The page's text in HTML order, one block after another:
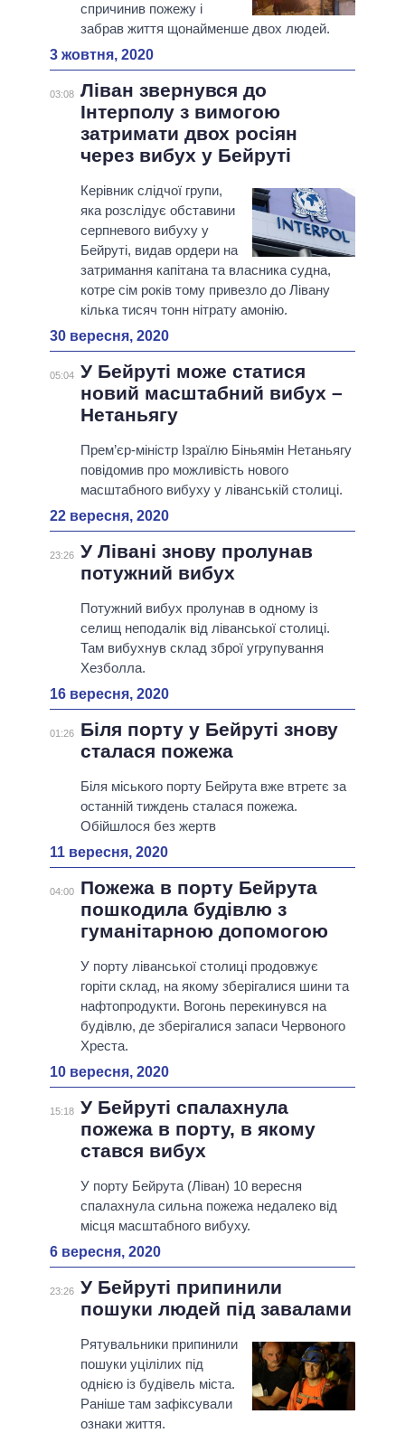
спричинив пожежу і
забрав життя щонайменше двох людей.
3 жовтня, 2020
03:08 Ліван звернувся до
Інтерполу з вимогою
затримати двох росіян
через вибух у Бейруті
Керівник слідчої групи,
яка розслідує обставини
серпневого вибуху у
Бейруті, видав ордери на
затримання капітана та власника судна,
котре сім років тому привезло до Лівану
кілька тисяч тонн нітрату амонію.
30 вересня, 2020
05:04 У Бейруті може статися
новий масштабний вибух –
Нетаньягу
Прем’єр-міністр Ізраїлю Біньямін Нетаньягу
повідомив про можливість нового
масштабного вибуху у ліванській столиці.
22 вересня, 2020
23:26 У Лівані знову пролунав
потужний вибух
Потужний вибух пролунав в одному із
селищ неподалік від ліванської столиці.
Там вибухнув склад зброї угрупування
Хезболла.
16 вересня, 2020
01:26
Біля порту у Бейруті знову
сталася пожежа
Біля міського порту Бейрута вже втретє за
останній тиждень сталася пожежа.
Обійшлося без жертв
11 вересня, 2020
04:00
Пожежа в порту Бейрута
пошкодила будівлю з
гуманітарною допомогою
У порту ліванської столиці продовжує
горіти склад, на якому зберігалися шини та
нафтопродукти. Вогонь перекинувся на
будівлю, де зберігалися запаси Червоного
Хреста.
10 вересня, 2020
15:18 У Бейруті спалахнула
пожежа в порту, в якому
стався вибух
У порту Бейрута (Ліван) 10 вересня
спалахнула сильна пожежа недалеко від
місця масштабного вибуху.
6 вересня, 2020
23:26 У Бейруті припинили
пошуки людей під завалами
Рятувальники припинили
пошуки уцілілих під
однією із будівель міста.
Раніше там зафіксували
ознаки життя.